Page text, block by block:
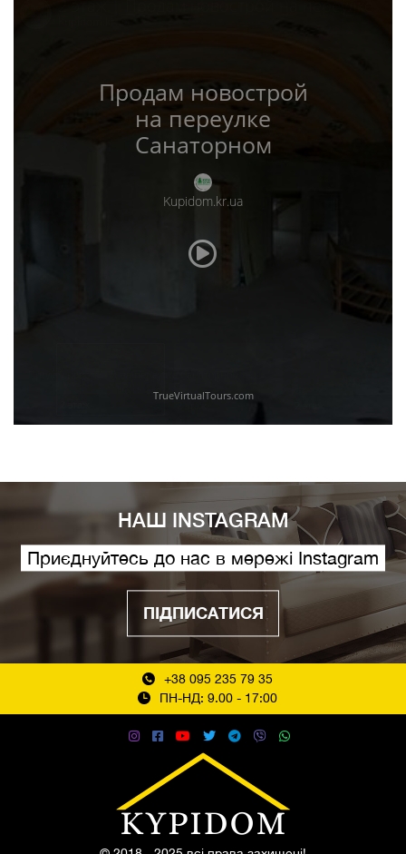
НАШ INSTAGRAM
Приєднуйтесь до нас в мережі Instagram
ПІДПИСАТИСЯ
+38 095 235 79 35
ПН-НД: 9.00 - 17:00